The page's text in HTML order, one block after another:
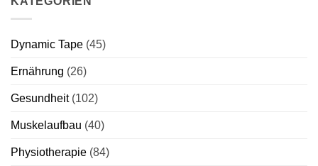
Dynamic Tape (45)
Ernährung (26)
Gesundheit(102)
Muskelaufbau (40)
Physiotherapie (84)